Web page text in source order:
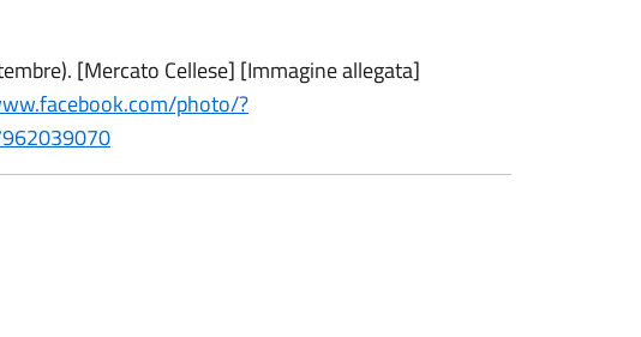
[Mercato Cellese] [Immagine allegata]
photo/?